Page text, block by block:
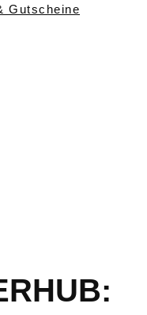
Gutscheine